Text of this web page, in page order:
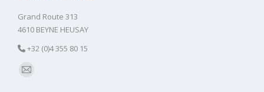
Grand Route 313
4610 BEYNE HEUSAY
+32 (0)4 355 80 15
E-